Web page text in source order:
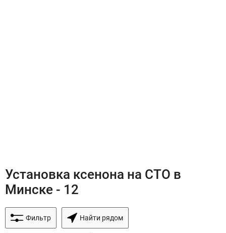
Установка ксенона на СТО в
Минске - 12
Фильтр Найти рядом